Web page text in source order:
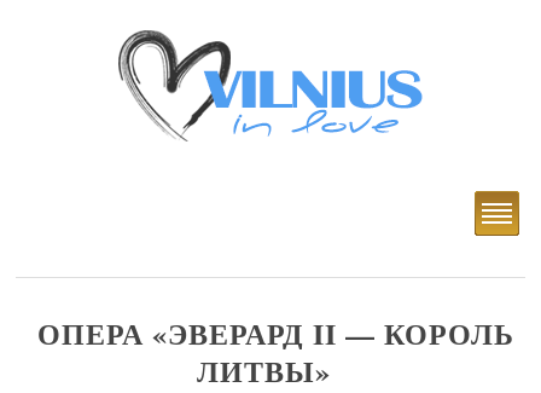
ОПЕРА «ЭВЕРАРД II — КОРОЛЬ
ЛИТВЫ»